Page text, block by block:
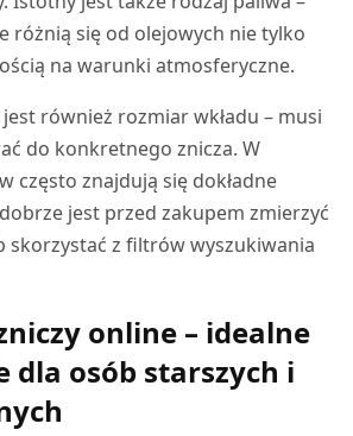
różnią się od olejowych nie tylko
na warunki atmosferyczne.
również rozmiar wkładu – musi
do konkretnego znicza. W
często znajdują się dokładne
jest przed zakupem zmierzyć
skorzystać z filtrów wyszukiwania
online – idealne
dla osób starszych i